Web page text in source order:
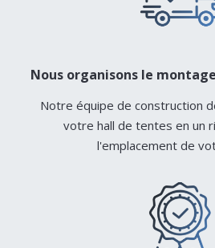
Nous organisons le
Notre équipe de construction
votre hall de tentes en un
l'emplacement de